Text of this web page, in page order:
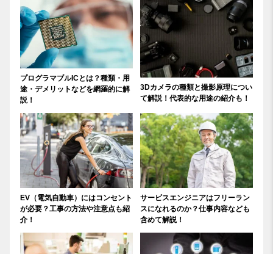
プログラマブルICとは？種類・用
途・デメリットなどを網羅的に解
説！
3Dカメラの種類と撮影原理につい
て解説！代表的な用途の紹介も！
EV（電気自動車）にはコンセント
が必要？工事の方法や注意点も紹
介！
サービスエンジニアはフリーラン
スになれるのか？仕事内容なども
含めて解説！